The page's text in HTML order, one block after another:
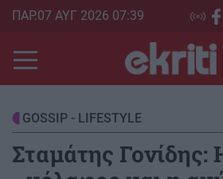
Skip
main
content
ΠΑΡ.07 ΑΥΓ 2026 07:39
GOSSIP - LIFESTYLE
Σταμάτης Γονίδης: